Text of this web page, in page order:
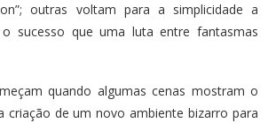
outras voltam para a simplicidade a
sucesso que uma luta entre fantasmas
quando algumas cenas mostram o
criação de um novo ambiente bizarro para